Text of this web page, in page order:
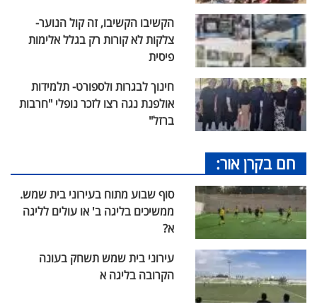
הקשיבו הקשיבו, זה קול הנוער-
צלקות לא קורות רק בגלל אלימות
פיסית
חינוך לבגרות ולספורט- תלמידות
אולפנת נגה רצו לזכר נופלי "חרבות
ברזל"
חם בקרן אור:
סוף שבוע מתוח בעירוני בית שמש.
ממשיכים בליגה ב' או עולים לליגה
א?
עירוני בית שמש תשחק בעונה
הקרובה בליגה א